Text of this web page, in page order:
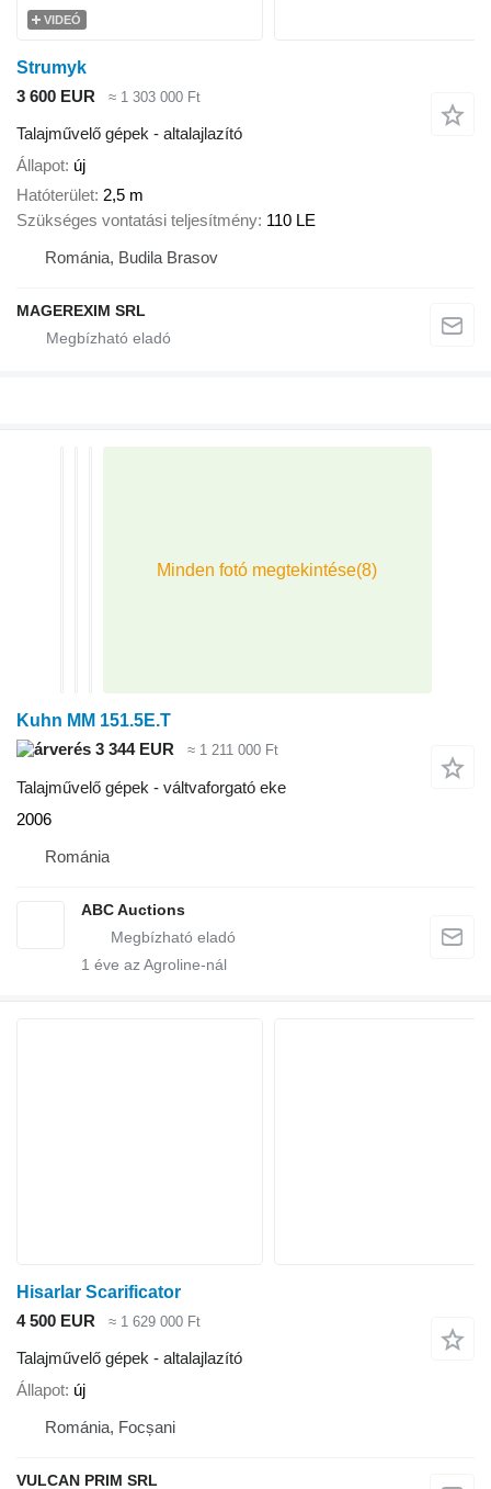
VIDEÓ
Strumyk
3 600 EUR
≈ 1 303 000 Ft
Talajművelő gépek - altalajlazító
Állapot új
Hatóterület 2,5 m
Szükséges vontatási teljesítmény 110 LE
Románia, Budila Brasov
MAGEREXIM SRL
Kuhn MM 151.5E.T
3 344 EUR
≈ 1 211 000 Ft
Talajművelő gépek - váltvaforgató eke
2006
Románia
ABC Auctions
1 éve az Agroline-nál
Hisarlar Scarificator
4 500 EUR
≈ 1 629 000 Ft
Talajművelő gépek - altalajlazító
Állapot új
Románia, Focșani
VULCAN PRIM SRL